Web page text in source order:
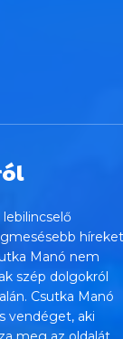
Manó nem
szép dolgokról
Csutka Manó
vendéget, aki